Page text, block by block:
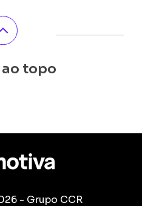
topo
- Grupo CCR